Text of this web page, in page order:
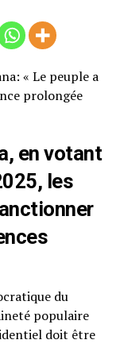
« Le peuple a
prolongée
en votant
les
du
populaire
doit être